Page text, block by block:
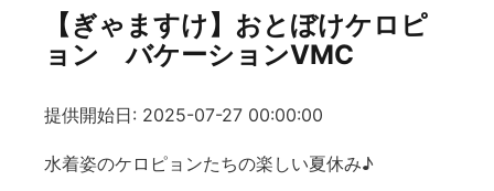
【ぎゃますけ】おとぼけケロピ
ョン バケーションVMC
提供開始日: 2025-07-27 00:00:00
水着姿のケロピョンたちの楽しい夏休み♪